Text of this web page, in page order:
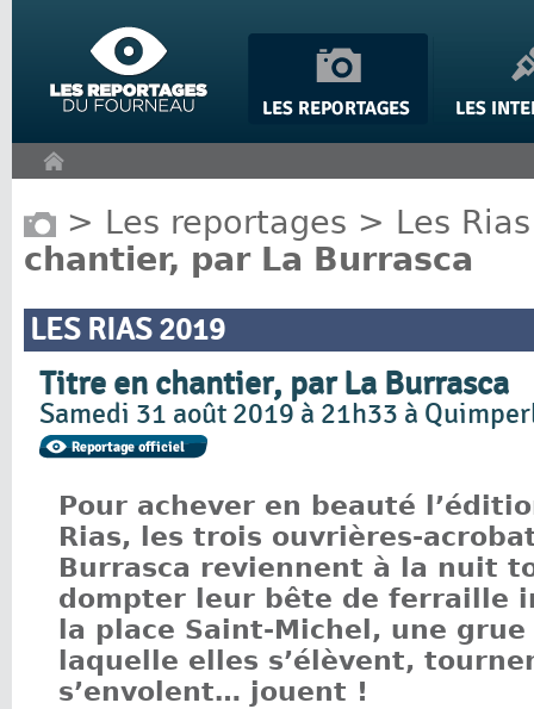
> Les reportages > Les Rias
chantier, par La Burrasca
LES RIAS 2019
Titre en chantier, par La Burrasca
Samedi 31 août 2019 à 21h33 à
Pour achever en beauté
Rias, les trois ouvrières-
Burrasca reviennent à la nuit
dompter leur bête de ferraille
la place Saint-Michel, une grue
laquelle elles s’élèvent,
s’envolent… jouent !